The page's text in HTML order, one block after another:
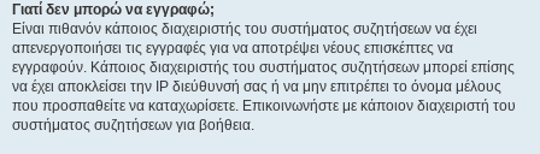
Γιατί δεν μπορώ να εγγραφώ;
Είναι πιθανόν κάποιος διαχειριστής του συστήματος συζητήσεων να έχει
απενεργοποιήσει τις εγγραφές για να αποτρέψει νέους επισκέπτες να
εγγραφούν. Κάποιος διαχειριστής του συστήματος συζητήσεων μπορεί επίσης
να έχει αποκλείσει την IP διεύθυνσή σας ή να μην επιτρέπει το όνομα μέλους
που προσπαθείτε να καταχωρίσετε. Επικοινωνήστε με κάποιον διαχειριστή του
συστήματος συζητήσεων για βοήθεια.